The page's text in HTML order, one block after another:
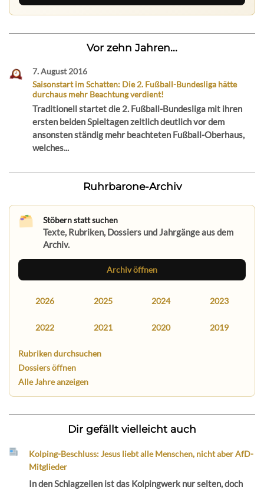
Vor zehn Jahren...
7. August 2016
Saisonstart im Schatten: Die 2. Fußball-Bundesliga hätte
durchaus mehr Beachtung verdient!
Traditionell startet die 2. Fußball-Bundesliga mit ihren
ersten beiden Spieltagen zeitlich deutlich vor dem
ansonsten ständig mehr beachteten Fußball-Oberhaus,
welches...
Ruhrbarone-Archiv
Stöbern statt suchen
Texte, Rubriken, Dossiers und Jahrgänge aus dem
Archiv.
Archiv öffnen
2026 2025 2024 2023
2022 2021 2020 2019
Rubriken durchsuchen
Dossiers öffnen
Alle Jahre anzeigen
Dir gefällt vielleicht auch
Kolping-Beschluss: Jesus liebt alle Menschen, nicht aber AfD-
Mitglieder
In den Schlagzeilen ist das Kolpingwerk nur selten, doch